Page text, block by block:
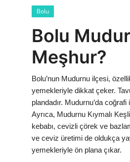
Diyet & Sağlıklı Beslenme
Şehirler
Helal Gıda & Dini Hükümler
Gıda Güvenliği & Bilimi
Kalori & Diyet Rehberi
Bolu
Bolu
Meşhur?
Bolu’nun Mudurnu ilçesi,
yemekleriyle dikkat çeker.
plandadır. Mudurnu’da
Ayrıca, Mudurnu Kıymalı
kebabı, cevizli çörek ve
ve ceviz üretimi de oldukça
yemekleriyle ön plana çıkar.